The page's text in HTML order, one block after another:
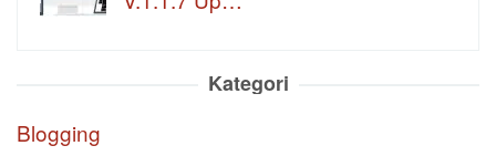
Kategori
Blogging